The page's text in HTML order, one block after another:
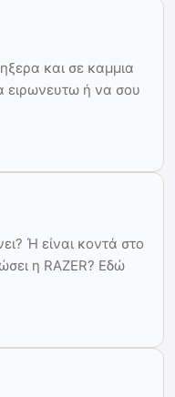
και σε καμμια
ειρωνευτω ή να σου
Ή είναι κοντά στο
η RAZER? Εδώ